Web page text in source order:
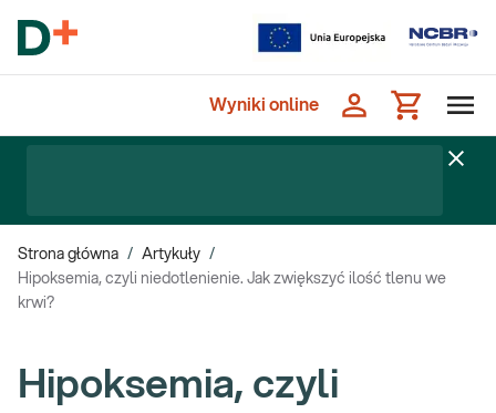
Wyniki online
Strona główna / Artykuły /
Hipoksemia, czyli niedotlenienie. Jak zwiększyć ilość tlenu we
krwi?
Hipoksemia, czyli